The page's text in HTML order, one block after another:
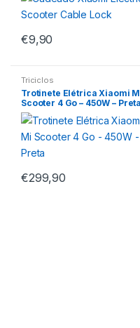
€9,90
Triciclos
Trotinete Elétrica Xiaomi
Scooter 4 Go – 450W – Preta
€299,90